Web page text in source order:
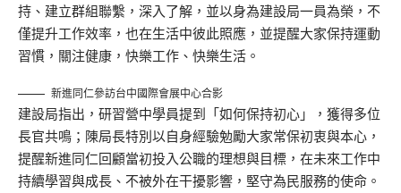
持、建立群組聯繫，深入了解，並以身為建設局一員為榮，不
僅提升工作效率，也在生活中彼此照應，並提醒大家保持運動
習慣，關注健康，快樂工作、快樂生活。
新進同仁參訪台中國際會展中心合影
建設局指出，研習營中學員提到「如何保持初心」，獲得多位
長官共鳴；陳局長特別以自身經驗勉勵大家常保初衷與本心，
提醒新進同仁回顧當初投入公職的理想與目標，在未來工作中
持續學習與成長、不被外在干擾影響，堅守為民服務的使命。